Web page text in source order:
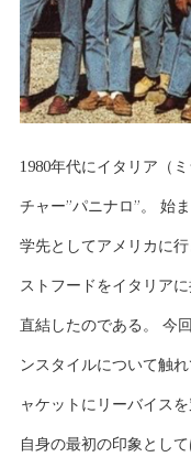
1980年代にイタリア（
チャー”パニナロ”。 始
学先としてアメリカに
ストフードをイタリア
直結したのである。 今
ンスタイルについて触
ャケットにリーバイス
自身の最初の印象とし